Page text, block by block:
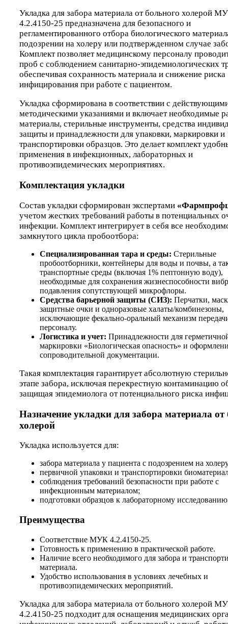
Укладка для забора материала от больного холерой
4.2.4150-25 предназначена для безопасного и
регламентированного отбора биологического
подозрении на холеру или подтвержденном случае
Комплект позволяет медицинскому персоналу
проб с соблюдением санитарно-эпидемиологических
обеспечивая сохранность материала и снижение риска
инфицирования при работе с пациентом.
Укладка сформирована в соответствии с
методическими указаниями и включает необходимые
материалы, стерильные инструменты, средства
защиты и принадлежности для упаковки, маркировки и
транспортировки образцов. Это делает комплект
применения в инфекционных, лабораторных и
противоэпидемических мероприятиях.
Комплектация укладки
Состав укладки сформирован экспертами
учетом жестких требований работы в потенциальных
инфекции. Комплект интегрирует в себя все
замкнутого цикла пробоотбора:
Специализированная тара и среды: Стерильные
пробоотборники, контейнеры для воды и почвы, а
транспортные среды (включая 1% пептонную воду),
необходимые для сохранения жизнеспособности
подавления сопутствующей микрофлоры.
Средства барьерной защиты (СИЗ): Перчатки,
защитные очки и одноразовые халаты/комбинезоны,
исключающие фекально-оральный механизм
персоналу.
Логистика и учет: Принадлежности для
маркировки «Биологическая опасность» и
сопроводительной документации.
Такая комплектация гарантирует абсолютную
этапе забора, исключая перекрестную контаминацию
защищая эпидемиолога от потенциального риска
Назначение укладки для забора материала от
холерой
Укладка используется для:
забора материала у пациента с подозрением на
первичной упаковки и транспортировки
соблюдения требований безопасности при работе с
инфекционным материалом;
подготовки образцов к лабораторному
Преимущества
Соответствие МУК 4.2.4150-25.
Готовность к применению в практической работе.
Наличие всего необходимого для забора и
материала.
Удобство использования в условиях лечебных и
противоэпидемических мероприятий.
Укладка для забора материала от больного холерой
4.2.4150-25 подходит для оснащения медицинских